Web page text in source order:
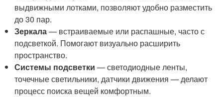
выдвижными лотками, позволяют удобно разместить
до 30 пар.
Зеркала— встраиваемые или распашные, часто с
подсветкой. Помогают визуально расширить
пространство.
Системы подсветки — светодиодные ленты,
точечные светильники, датчики движения — делают
процесс поиска вещей комфортным.